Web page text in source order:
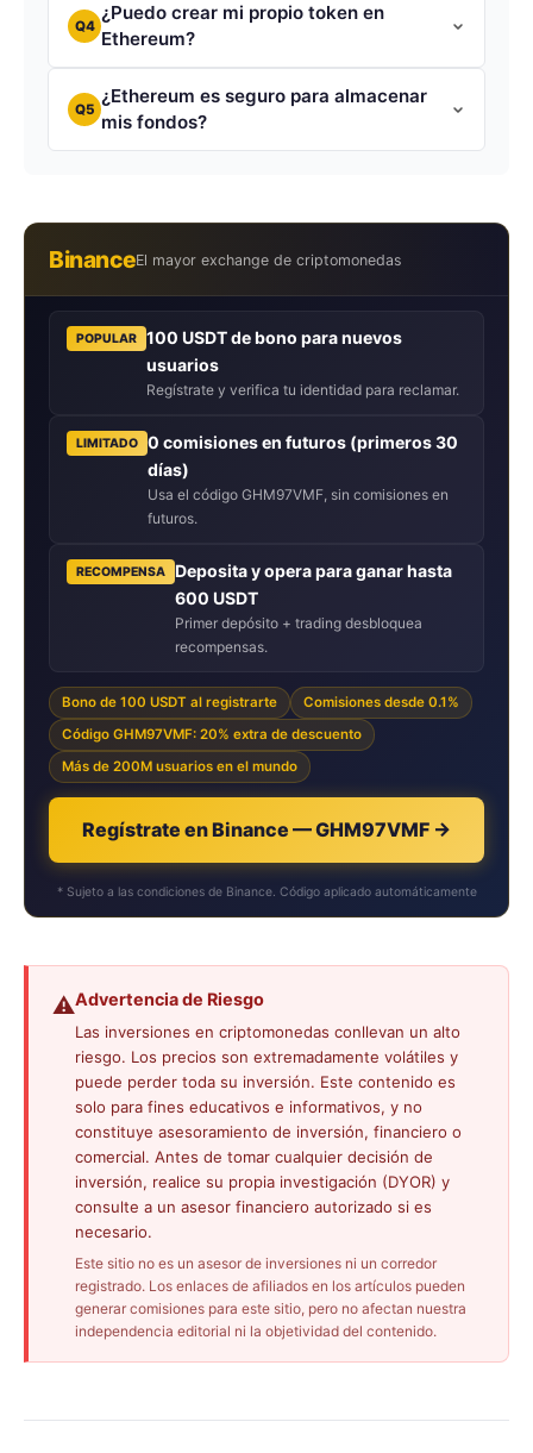
Q4
¿Puedo crear mi propio token en
Ethereum?
Q5
¿Ethereum es seguro para almacenar
mis fondos?
BinanceEl mayor exchange de criptomonedas
POPULAR
100 USDT de bono para nuevos
usuarios
Regístrate y verifica tu identidad para reclamar.
LIMITADO
0 comisiones en futuros (primeros 30
días)
Usa el código GHM97VMF, sin comisiones en
futuros.
RECOMPENSA
Deposita y opera para ganar hasta
600 USDT
Primer depósito + trading desbloquea
recompensas.
Bono de 100 USDT al registrarte
Comisiones desde 0.1%
Código GHM97VMF: 20% extra de descuento
Más de 200M usuarios en el mundo
Regístrate en Binance — GHM97VMF →
* Sujeto a las condiciones de Binance. Código aplicado automáticamente
⚠️Advertencia de Riesgo
Las inversiones en criptomonedas conllevan un alto
riesgo. Los precios son extremadamente volátiles y
puede perder toda su inversión. Este contenido es
solo para fines educativos e informativos, y no
constituye asesoramiento de inversión, financiero o
comercial. Antes de tomar cualquier decisión de
inversión, realice su propia investigación (DYOR) y
consulte a un asesor financiero autorizado si es
necesario.
Este sitio no es un asesor de inversiones ni un corredor
registrado. Los enlaces de afiliados en los artículos pueden
generar comisiones para este sitio, pero no afectan nuestra
independencia editorial ni la objetividad del contenido.